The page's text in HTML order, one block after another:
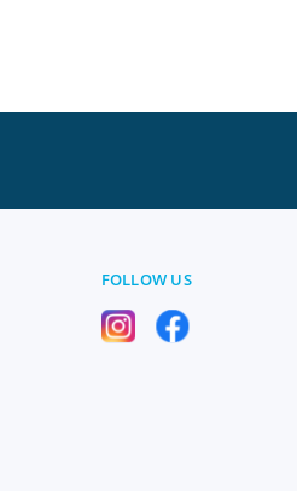
FOLLOW US